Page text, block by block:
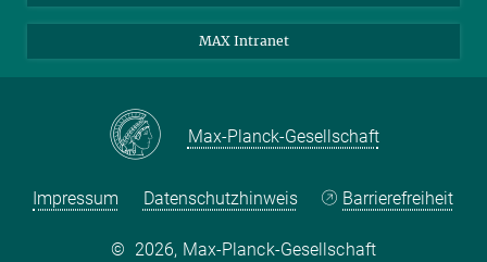
Bewerbende
Schüler*innen und Lehrkräfte
Instagram
LinkedIn
Facebook
MAX Intranet
Max-Planck-Gesellschaft
Impressum Datenschutzhinweis Barrierefreiheit
© 2026, Max-Planck-Gesellschaft